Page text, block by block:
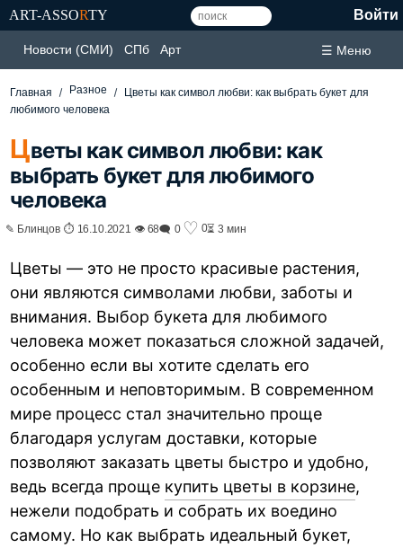
ART-ASSORTY Войти
Новости (СМИ) СПб Арт ☰ Меню
Главная Разное
Цветы как символ любви: как выбрать букет для
любимого человека
Цветы как символ любви: как
выбрать букет для любимого
человека
✎ Блинцов ⏱ 16.10.2021 👁 68🗨 0 ♡ 0⏳ 3 мин
Цветы — это не просто красивые растения,
они являются символами любви, заботы и
внимания. Выбор букета для любимого
человека может показаться сложной задачей,
особенно если вы хотите сделать его
особенным и неповторимым. В современном
мире процесс стал значительно проще
благодаря услугам доставки, которые
позволяют заказать цветы быстро и удобно,
ведь всегда проще купить цветы в корзине,
нежели подобрать и собрать их воедино
самому. Но как выбрать идеальный букет,